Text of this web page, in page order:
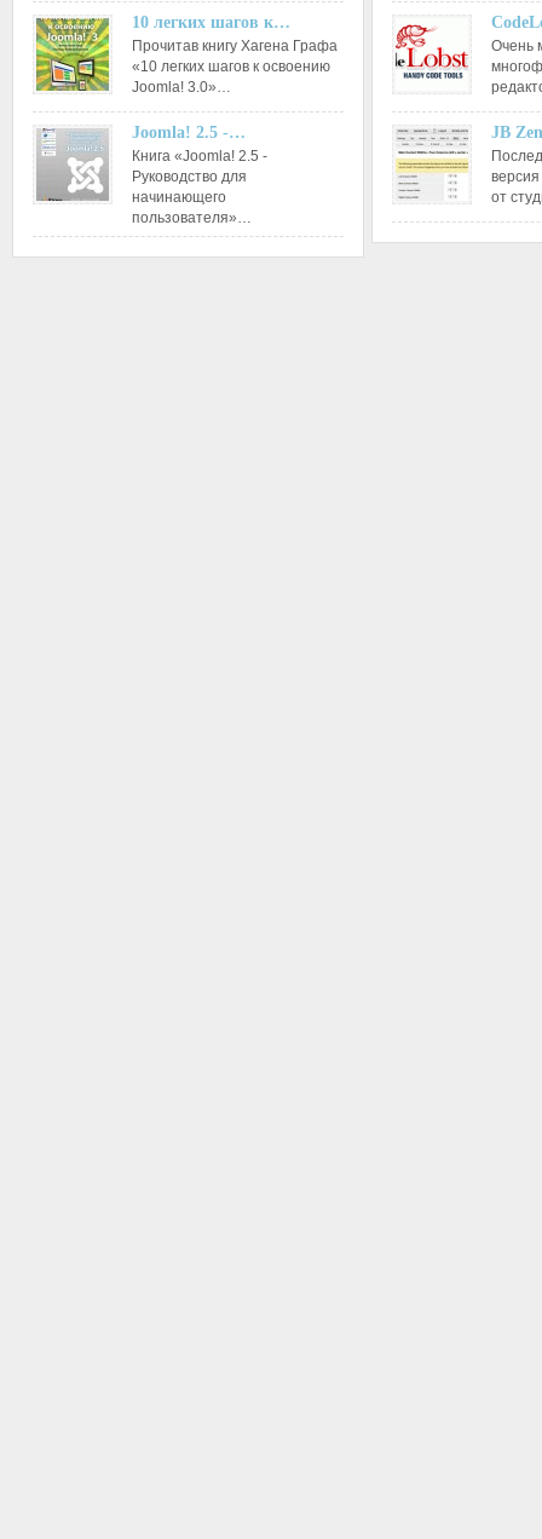
10 легких шагов к…
Прочитав книгу Хагена Графа
«10 легких шагов к освоению
Joomla! 3.0»…
Joomla! 2.5 -…
Книга «Joomla! 2.5 -
Руководство для
начинающего
пользователя»…
Очень
JB
от